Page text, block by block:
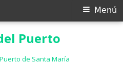
Puerto
de Santa María
Menú